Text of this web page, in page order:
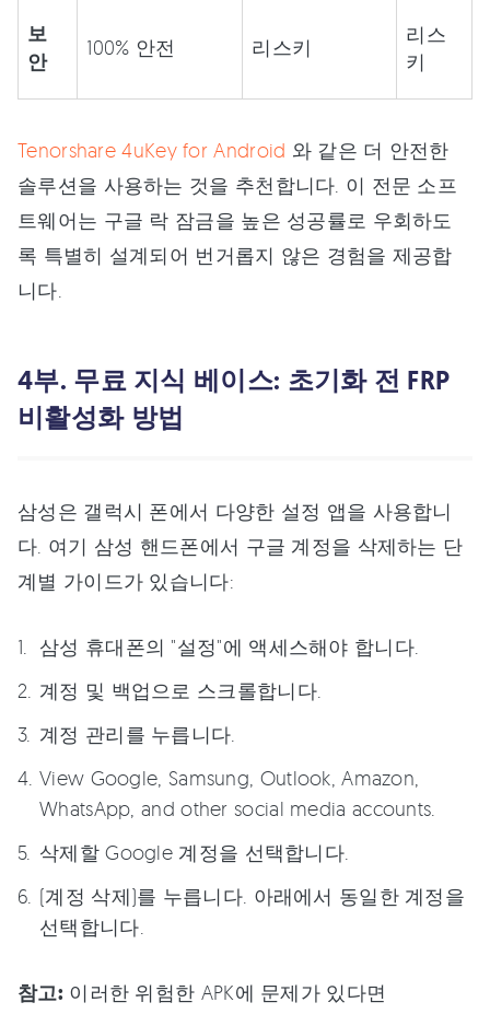
보
안
100% 안전 리스키
리스
키
Tenorshare 4uKey for Android 와 같은 더 안전한
솔루션을 사용하는 것을 추천합니다. 이 전문 소프
트웨어는 구글 락 잠금을 높은 성공률로 우회하도
록 특별히 설계되어 번거롭지 않은 경험을 제공합
니다.
4부. 무료 지식 베이스: 초기화 전 FRP
비활성화 방법
삼성은 갤럭시 폰에서 다양한 설정 앱을 사용합니
다. 여기 삼성 핸드폰에서 구글 계정을 삭제하는 단
계별 가이드가 있습니다:
삼성 휴대폰의 "설정"에 액세스해야 합니다.
계정 및 백업으로 스크롤합니다.
계정 관리를 누릅니다.
View Google, Samsung, Outlook, Amazon,
WhatsApp, and other social media accounts.
삭제할 Google 계정을 선택합니다.
(계정 삭제)를 누릅니다. 아래에서 동일한 계정을
선택합니다.
참고: 이러한 위험한 APK에 문제가 있다면